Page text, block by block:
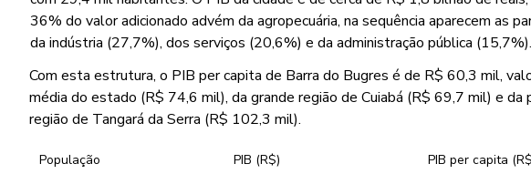
36% do valor adicionado advém da agropecuária, na sequência aparecem as
da indústria (27,7%), dos serviços (20,6%) e da administração pública (15,7%).
Com esta estrutura, o PIB per capita de Barra do Bugres é de R$ 60,3 mil,
média do estado (R$ 74,6 mil), da grande região de Cuiabá (R$ 69,7 mil) e da
região de Tangará da Serra (R$ 102,3 mil).
População PIB (R$) PIB per capita